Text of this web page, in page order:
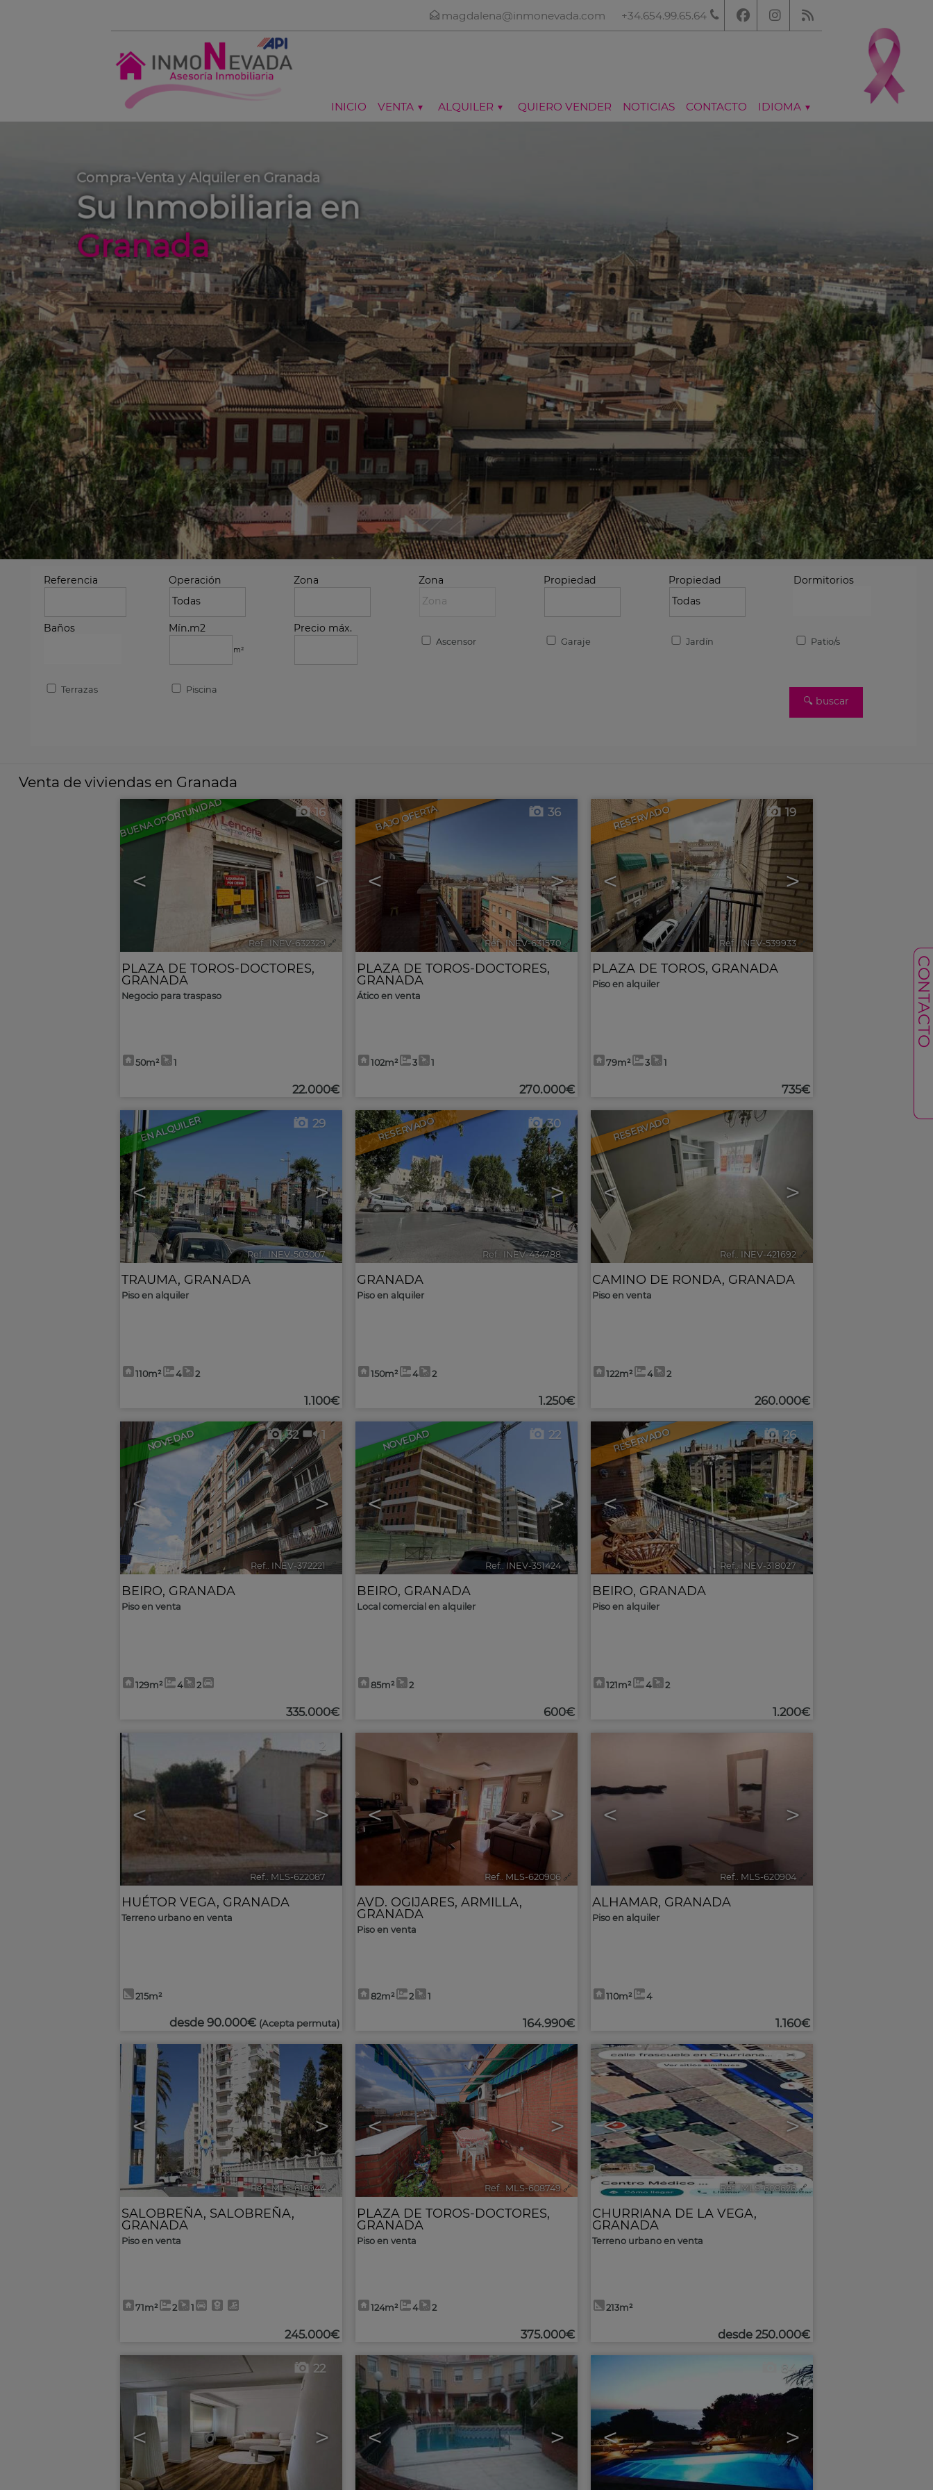
+34.654.99.65.64
magdalena@inmonevada.com
INICIO VENTA ALQUILER QUIERO VENDER NOTICIAS CONTACTO IDIOMA
Compra-Venta y Alquiler en Granada
Su Inmobiliaria en
Granada
Referencia Operación Zona Zona Propiedad Propiedad Dormitorios
Baños Mín.m2
m²
Precio máx.
Ascensor Garaje Jardín Patio/s
Terrazas Piscina
Venta de viviendas en Granada
BUENA OPORTUNIDAD
< >
16
Ref.. INEV-632329 🔗
PLAZA DE TOROS-DOCTORES,
GRANADA
Negocio para traspaso
50m² 1
22.000€
BAJO OFERTA
< >
36
Ref.. INEV-631570 🔗
PLAZA DE TOROS-DOCTORES,
GRANADA
Ático en venta
102m² 3 1
270.000€
RESERVADO
< >
19
Ref.. INEV-539933
PLAZA DE TOROS, GRANADA
Piso en alquiler
79m² 3 1
735€
EN ALQUILER
< >
29
Ref.. INEV-503007 🔗
TRAUMA, GRANADA
Piso en alquiler
110m² 4 2
1.100€
RESERVADO
< >
30
Ref.. INEV-434788 🔗
GRANADA
Piso en alquiler
150m² 4 2
1.250€
RESERVADO
< >
Ref.. INEV-421692 🔗
CAMINO DE RONDA, GRANADA
Piso en venta
122m² 4 2
260.000€
NOVEDAD
< >
32 1
Ref.. INEV-372221 🔗
BEIRO, GRANADA
Piso en venta
129m² 4 2
335.000€
NOVEDAD
< >
22
Ref.. INEV-351424 🔗
BEIRO, GRANADA
Local comercial en alquiler
85m² 2
600€
RESERVADO
< >
26
Ref.. INEV-318027 🔗
BEIRO, GRANADA
Piso en alquiler
121m² 4 2
1.200€
< >
2
Ref.. MLS-622087
HUÉTOR VEGA, GRANADA
Terreno urbano en venta
215m²
desde 90.000€ (Acepta permuta)
< >
Ref.. MLS-620906 🔗
AVD. OGIJARES, ARMILLA,
GRANADA
Piso en venta
82m² 2 1
164.990€
< >
Ref.. MLS-620904 🔗
ALHAMAR, GRANADA
Piso en alquiler
110m² 4
1.160€
< >
Ref.. MLS-618944 🔗
SALOBREÑA, SALOBREÑA,
GRANADA
Piso en venta
71m² 2 1
245.000€
< >
Ref.. MLS-608749 🔗
PLAZA DE TOROS-DOCTORES,
GRANADA
Piso en venta
124m² 4 2
375.000€
< >
2
Ref.. MLS-608626 🔗
CHURRIANA DE LA VEGA,
GRANADA
Terreno urbano en venta
213m²
desde 250.000€
< >
22
< > < >
84